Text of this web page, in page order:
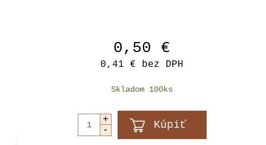
0,50 €
0,41 € bez DPH
Skladom 100ks